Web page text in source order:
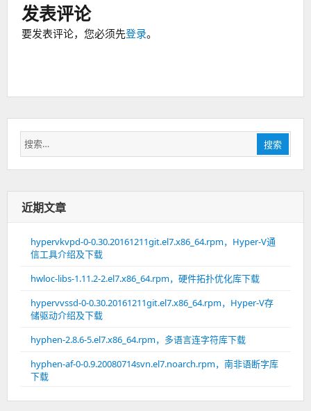
发表评论
要发表评论，您必须先登录。
搜
索：
搜索
近期文章
hypervkvpd-0-0.30.20161211git.el7.x86_64.rpm，Hyper-V通
信工具介绍及下载
hwloc-libs-1.11.2-2.el7.x86_64.rpm，硬件拓扑优化库下载
hypervvssd-0-0.30.20161211git.el7.x86_64.rpm，Hyper-V存
储驱动介绍及下载
hyphen-2.8.6-5.el7.x86_64.rpm，多语言连字符库下载
hyphen-af-0-0.9.20080714svn.el7.noarch.rpm，南非语断字库
下载